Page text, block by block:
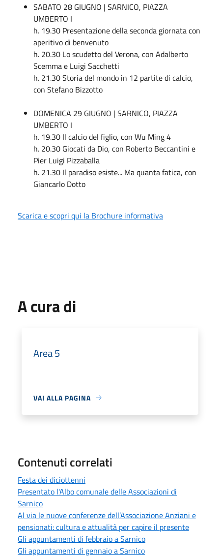
SABATO 28 GIUGNO | SARNICO, PIAZZA
UMBERTO I
h. 19.30 Presentazione della seconda giornata con
aperitivo di benvenuto
h. 20.30 Lo scudetto del Verona, con Adalberto
Scemma e Luigi Sacchetti
h. 21.30 Storia del mondo in 12 partite di calcio,
con Stefano Bizzotto
DOMENICA 29 GIUGNO | SARNICO, PIAZZA
UMBERTO I
h. 19.30 Il calcio del figlio, con Wu Ming 4
h. 20.30 Giocati da Dio, con Roberto Beccantini e
Pier Luigi Pizzaballa
h. 21.30 Il paradiso esiste... Ma quanta fatica, con
Giancarlo Dotto
Scarica e scopri qui la Brochure informativa
A cura di
Area 5
VAI ALLA PAGINA
Contenuti correlati
Festa dei diciottenni
Presentato l'Albo comunale delle Associazioni di
Sarnico
Al via le nuove conferenze dell’Associazione Anziani e
pensionati: cultura e attualità per capire il presente
Gli appuntamenti di febbraio a Sarnico
Gli appuntamenti di gennaio a Sarnico